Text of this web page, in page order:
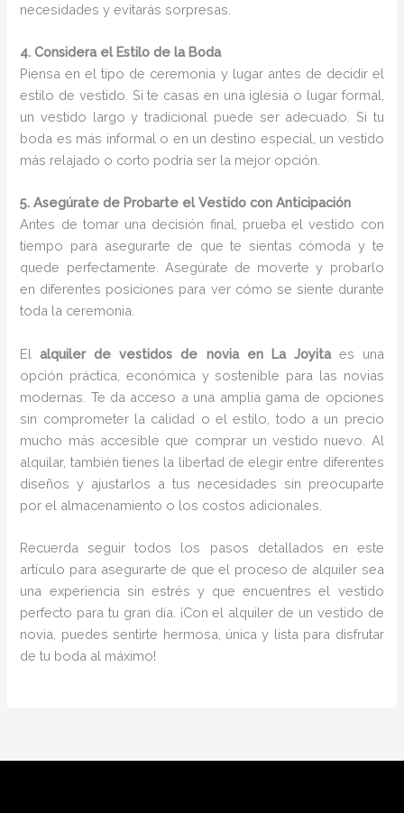
necesidades y evitarás sorpresas.
4. Considera el Estilo de la Boda
Piensa en el tipo de ceremonia y lugar antes de decidir el
estilo de vestido. Si te casas en una iglesia o lugar formal,
un vestido largo y tradicional puede ser adecuado. Si tu
boda es más informal o en un destino especial, un vestido
más relajado o corto podría ser la mejor opción.
5. Asegúrate de Probarte el Vestido con Anticipación
Antes de tomar una decisión final, prueba el vestido con
tiempo para asegurarte de que te sientas cómoda y te
quede perfectamente. Asegúrate de moverte y probarlo
en diferentes posiciones para ver cómo se siente durante
toda la ceremonia.
Elalquiler de vestidos de novia en La Joyitaes una
opción práctica, económica y sostenible para las novias
modernas. Te da acceso a una amplia gama de opciones
sin comprometer la calidad o el estilo, todo a un precio
mucho más accesible que comprar un vestido nuevo. Al
alquilar, también tienes la libertad de elegir entre diferentes
diseños y ajustarlos a tus necesidades sin preocuparte
por el almacenamiento o los costos adicionales.
Recuerda seguir todos los pasos detallados en este
artículo para asegurarte de que el proceso de alquiler sea
una experiencia sin estrés y que encuentres el vestido
perfecto para tu gran día. ¡Con el alquiler de un vestido de
novia, puedes sentirte hermosa, única y lista para disfrutar
de tu boda al máximo!